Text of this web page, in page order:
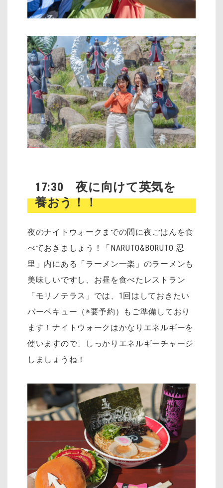
17:30 夜に向けて英気を
養おう！！
夜のナイトウォークまでの間に夜ごはんを食
べておきましょう！「NARUTO&BORUTO 忍
里」内にある「ラーメン一楽」のラーメンも
美味しいですし、お昼を食べたレストラン
「モリノテラス」では、1回はしておきたい
バーベキュー（※要予約）もご準備しており
ます！ナイトウォークはかなりエネルギーを
使いますので、しっかりエネルギーチャージ
しましょうね！